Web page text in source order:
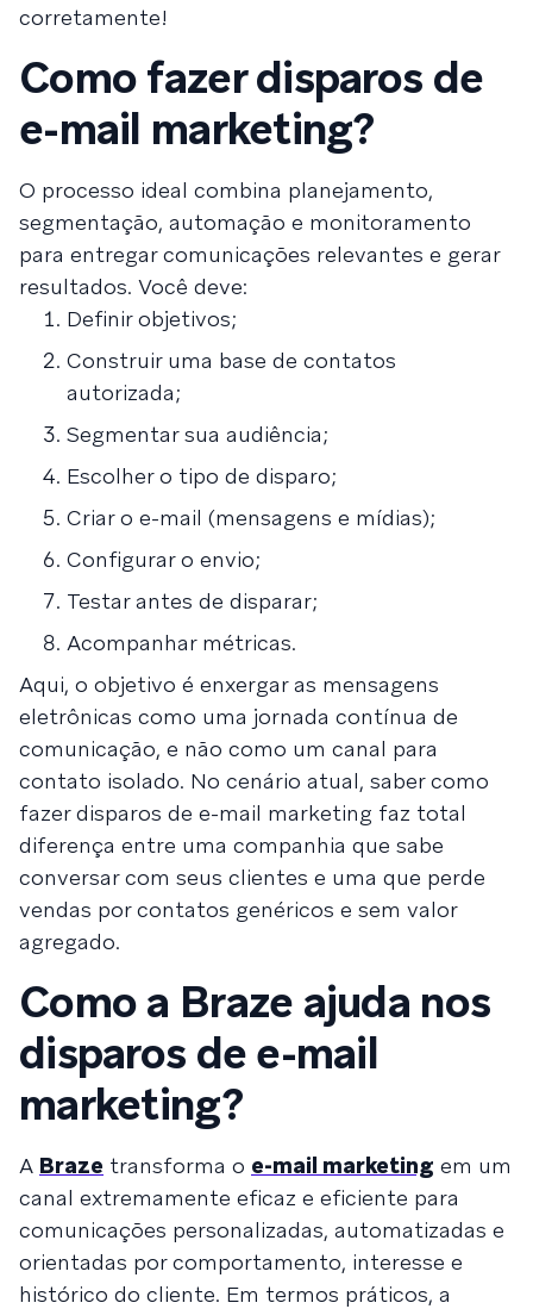
corretamente!
Como fazer disparos de
e-mail marketing?
O processo ideal combina planejamento,
segmentação, automação e monitoramento
para entregar comunicações relevantes e gerar
resultados. Você deve:
Definir objetivos;
Construir uma base de contatos
autorizada;
Segmentar sua audiência;
Escolher o tipo de disparo;
Criar o e-mail (mensagens e mídias);
Configurar o envio;
Testar antes de disparar;
Acompanhar métricas.
Aqui, o objetivo é enxergar as mensagens
eletrônicas como uma jornada contínua de
comunicação, e não como um canal para
contato isolado. No cenário atual, saber como
fazer disparos de e-mail marketing faz total
diferença entre uma companhia que sabe
conversar com seus clientes e uma que perde
vendas por contatos genéricos e sem valor
agregado.
Como a Braze ajuda nos
disparos de e-mail
marketing?
A Braze transforma o e-mail marketing em um
canal extremamente eficaz e eficiente para
comunicações personalizadas, automatizadas e
orientadas por comportamento, interesse e
histórico do cliente. Em termos práticos, a